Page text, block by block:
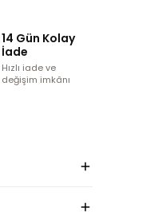
14 Gün Kolay
İade
Hızlı iade ve
değişim imkânı